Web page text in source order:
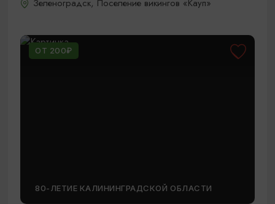
Зеленоградск, Поселение викингов «Кауп»
ОТ 200₽
80-ЛЕТИЕ КАЛИНИНГРАДСКОЙ ОБЛАСТИ